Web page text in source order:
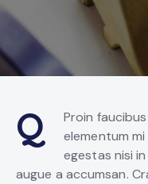
Q
Proin
elementum
egestas nisi
augue a accumsan.